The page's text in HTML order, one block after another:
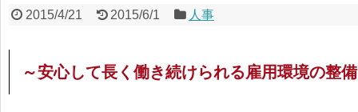
2015/4/21 2015/6/1 人事
～安心して長く働き続けられる雇用環境の整